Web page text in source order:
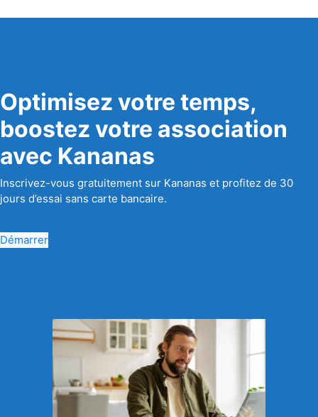
Optimisez votre temps,
boostez votre association
avec Kananas
Inscrivez-vous gratuitement sur Kananas et profitez de 30
jours d’essai sans carte bancaire.
Démarrer